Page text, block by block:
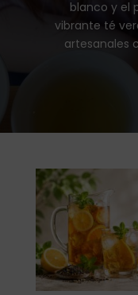
blanco y el
vibrante té
artesanales